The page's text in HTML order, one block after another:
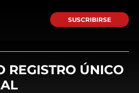
SUSCRIBIRSE
REGISTRO ÚNICO